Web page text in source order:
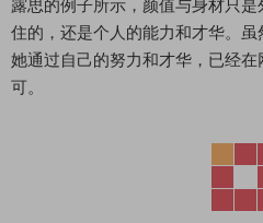
露思的例子所示，颜值与身材只
住的，还是个人的能力和才华。
她通过自己的努力和才华，已经
可。